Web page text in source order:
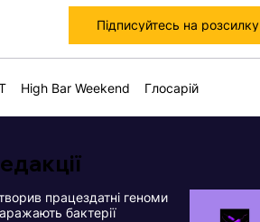
Підписуйтесь на розсилку
High Bar Weekend Глосарій
працездатні геноми
бактерії